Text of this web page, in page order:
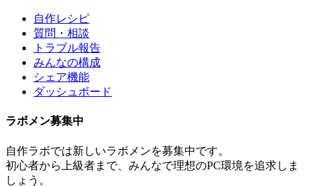
自作レシピ
質問・相談
トラブル報告
みんなの構成
シェア機能
ダッシュボード
ラボメン募集中
自作ラボでは新しいラボメンを募集中です。
初心者から上級者まで、みんなで理想のPC環境を追求しま
しょう。